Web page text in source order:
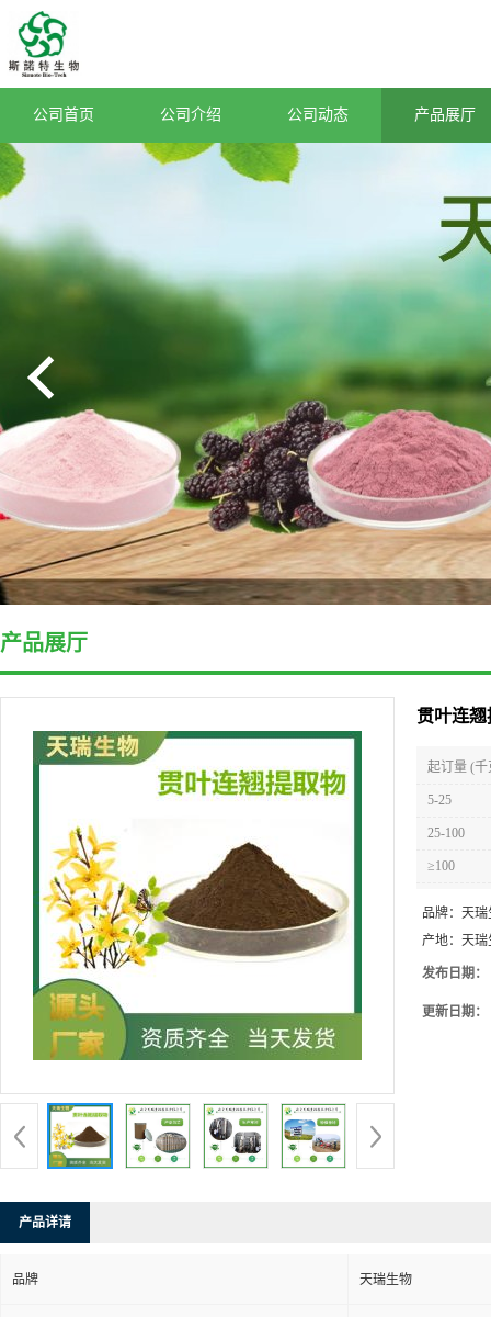
公司首页 公司介绍 公司动态 产品展厅
产品展厅
贯叶连
起订量 (千
5-25
25-100
≥100
品牌： 天瑞
产地： 天瑞
发布日期：
更新日期：
产品详请
品牌 天瑞生物